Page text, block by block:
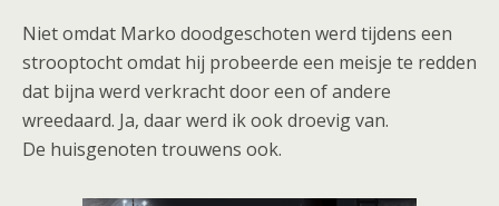
Niet omdat Marko doodgeschoten werd tijdens een
strooptocht omdat hij probeerde een meisje te redden
dat bijna werd verkracht door een of andere
wreedaard. Ja, daar werd ik ook droevig van.
De huisgenoten trouwens ook.